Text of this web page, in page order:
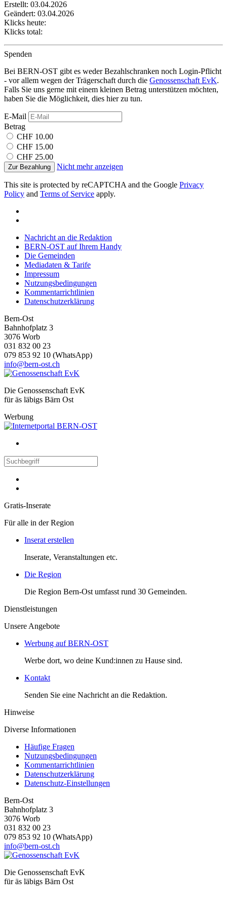
Ihrer Nutzung der Dienste gesammelt haben.
Erstellt: 03.04.2026
Geändert: 03.04.2026
Klicks heute:
Klicks total:
Spenden
Bei BERN-OST gibt es weder Bezahlschranken noch Login-Pflicht
- vor allem wegen der Trägerschaft durch die Genossenschaft EvK.
Falls Sie uns gerne mit einem kleinen Betrag unterstützen möchten,
haben Sie die Möglichkeit, dies hier zu tun.
E-Mail
Betrag
CHF 10.00
CHF 15.00
CHF 25.00
Zur Bezahlung Nicht mehr anzeigen
This site is protected by reCAPTCHA and the Google Privacy
Policy and Terms of Service apply.
Nachricht an die Redaktion
BERN-OST auf Ihrem Handy
Die Gemeinden
Mediadaten & Tarife
Impressum
Nutzungsbedingungen
Kommentarrichtlinien
Datenschutzerklärung
Bern-Ost
Bahnhofplatz 3
3076 Worb
031 832 00 23
079 853 92 10 (WhatsApp)
info@bern-ost.ch
Die Genossenschaft EvK
für äs läbigs Bärn Ost
Werbung
Gratis-Inserate
Für alle in der Region
Inserat erstellen
Inserate, Veranstaltungen etc.
Die Region
Die Region Bern-Ost umfasst rund 30 Gemeinden.
Dienstleistungen
Unsere Angebote
Werbung auf BERN-OST
Werbe dort, wo deine Kund:innen zu Hause sind.
Kontakt
Senden Sie eine Nachricht an die Redaktion.
Hinweise
Diverse Informationen
Häufige Fragen
Nutzungsbedingungen
Kommentarrichtlinien
Datenschutzerklärung
Datenschutz-Einstellungen
Bern-Ost
Bahnhofplatz 3
3076 Worb
031 832 00 23
079 853 92 10 (WhatsApp)
info@bern-ost.ch
Die Genossenschaft EvK
für äs läbigs Bärn Ost